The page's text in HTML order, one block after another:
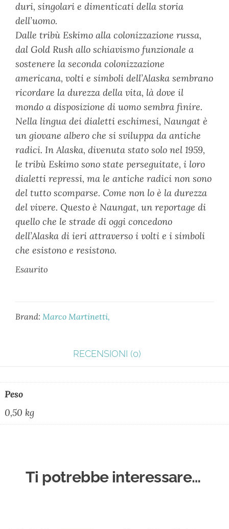
duri, singolari e dimenticati della storia
dell’uomo.
Dalle tribù Eskimo alla colonizzazione russa,
dal Gold Rush allo schiavismo funzionale a
sostenere la seconda colonizzazione
americana, volti e simboli dell’Alaska sembrano
ricordare la durezza della vita, là dove il
mondo a disposizione di uomo sembra finire.
Nella lingua dei dialetti eschimesi, Naungat è
un giovane albero che si sviluppa da antiche
radici. In Alaska, divenuta stato solo nel 1959,
le tribù Eskimo sono state perseguitate, i loro
dialetti repressi, ma le antiche radici non sono
del tutto scomparse. Come non lo è la durezza
del vivere. Questo è Naungat, un reportage di
quello che le strade di oggi concedono
dell’Alaska di ieri attraverso i volti e i simboli
che esistono e resistono.
Esaurito
Brand: Marco Martinetti
RECENSIONI (0)
Peso
0,50 kg
Ti potrebbe interessare…